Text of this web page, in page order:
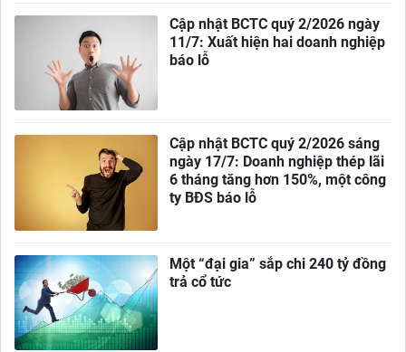
Cập nhật BCTC quý 2/2026 ngày
11/7: Xuất hiện hai doanh nghiệp
báo lỗ
Cập nhật BCTC quý 2/2026 sáng
ngày 17/7: Doanh nghiệp thép lãi
6 tháng tăng hơn 150%, một công
ty BĐS báo lỗ
Một “đại gia” sắp chi 240 tỷ đồng
trả cổ tức